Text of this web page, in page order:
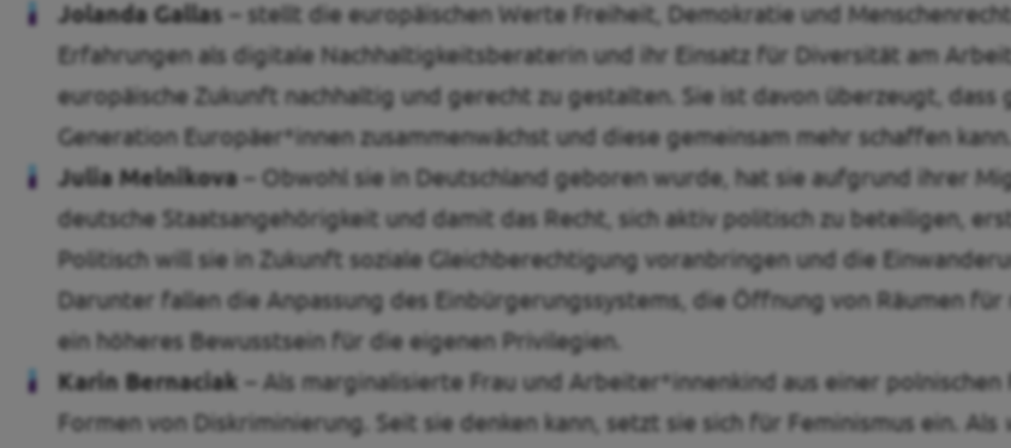
Jolanda Gallas – stellt die europäischen Werte Freiheit, Demokratie und
Erfahrungen als digitale Nachhaltigkeitsberaterin und ihr Einsatz für Diversität am
europäische Zukunft nachhaltig und gerecht zu gestalten. Sie ist davon überzeugt, dass
Generation Europäer*innen zusammenwächst und diese gemeinsam mehr schaffen kann.
Julia Melnikova – Obwohl sie in Deutschland geboren wurde, hat sie aufgrund ihrer
deutsche Staatsangehörigkeit und damit das Recht, sich aktiv politisch zu beteiligen,
Politisch will sie in Zukunft soziale Gleichberechtigung voranbringen und die
Darunter fallen die Anpassung des Einbürgerungssystems, die Öffnung von Räumen
ein höheres Bewusstsein für die eigenen Privilegien.
Karin Bernaciak – Als marginalisierte Frau und Arbeiter*innenkind aus einer polnischen
Formen von Diskriminierung. Seit sie denken kann, setzt sie sich für Feminismus ein. Als